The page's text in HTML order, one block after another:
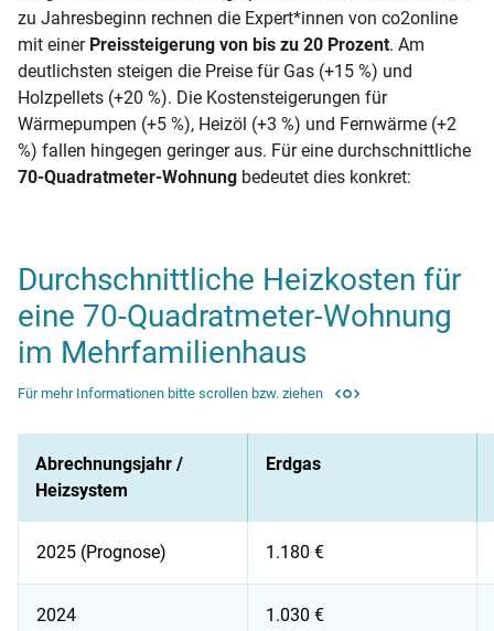
zu Jahresbeginn rechnen die Expert*innen von co2online
mit einer Preissteigerung von bis zu 20 Prozent. Am
deutlichsten steigen die Preise für Gas (+15 %) und
Holzpellets (+20 %). Die Kostensteigerungen für
Wärmepumpen (+5 %), Heizöl (+3 %) und Fernwärme (+2
%) fallen hingegen geringer aus. Für eine durchschnittliche
70-Quadratmeter-Wohnung bedeutet dies konkret:
Durchschnittliche Heizkosten für
eine 70-Quadratmeter-Wohnung
im Mehrfamilienhaus
Für mehr Informationen bitte scrollen bzw. ziehen
Abrechnungsjahr /
Heizsystem
Erdgas
2025 (Prognose) 1.180 €
2024 1.030 €